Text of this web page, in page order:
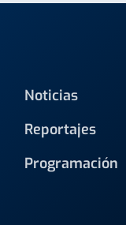
Noticias
Reportajes
Programación